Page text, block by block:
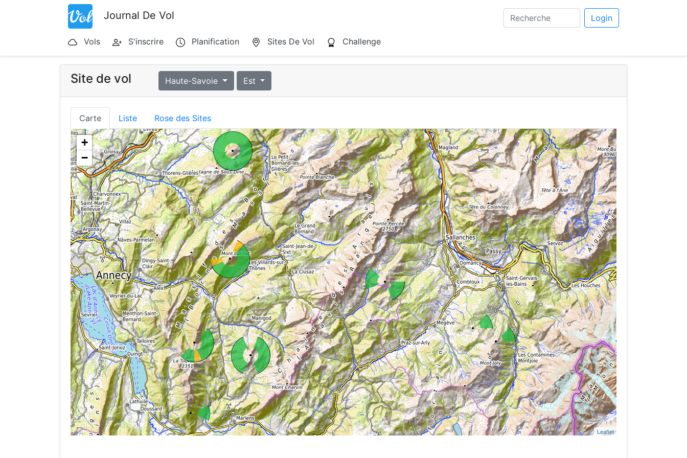
Journal De Vol Login
Vols S'inscrire Planification Sites De Vol Challenge
Site de vol Haute-Savoie Est
Carte Liste Rose des Sites
+
−
Leaflet